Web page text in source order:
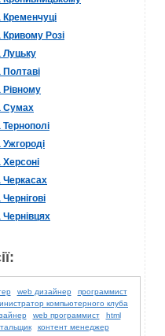
Кременчуці
Кривому Розі
Луцьку
Полтаві
Рівному
Сумах
Тернополі
Ужгороді
Херсоні
Черкасах
Чернівцях
web дизайнер
программист
компьютерного клуба
web программист
html
контент менеджер